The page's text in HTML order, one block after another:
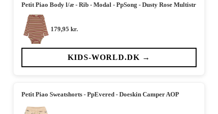
Petit Piao Body l/æ - Rib - Modal - PpSong - Dusty Rose Multistr
179,95 kr.
KIDS-WORLD.DK →
Petit Piao Sweatshorts - PpEvered - Doeskin Camper AOP